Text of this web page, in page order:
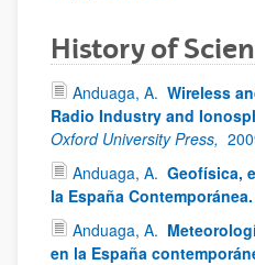
History of
Anduaga, A. Wireless
Radio Industry and
Oxford University Press,
Anduaga, A. Geofísica,
la España Contemporánea.
Anduaga, A.
en la España